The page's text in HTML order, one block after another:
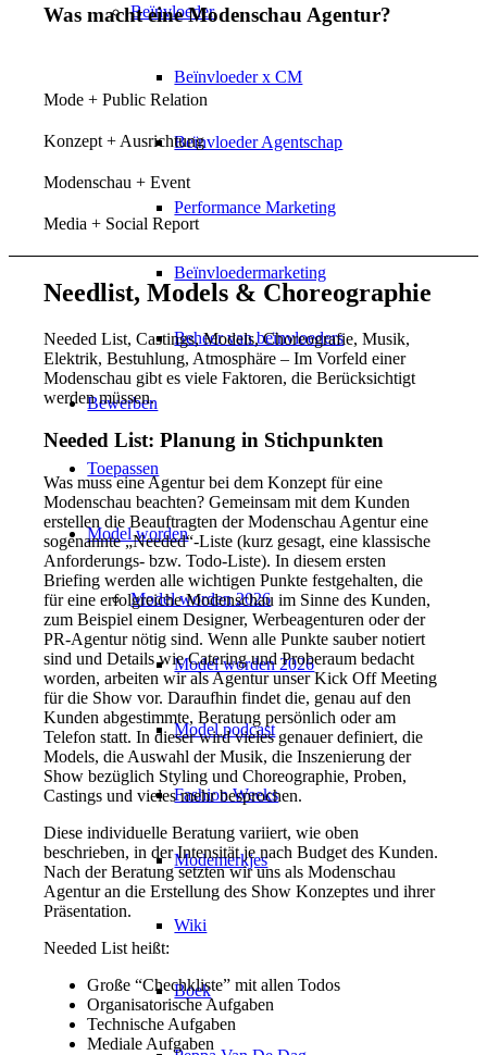
Beïnvloeder
Beïnvloeder x CM
Beïnvloeder Agentschap
Performance Marketing
Beïnvloedermarketing
Beheer van beïnvloeders
Bewerben
Toepassen
Model worden
Model worden 2026
Model worden 2026
Model podcast
Fashion Weeks
Modemerkjes
Wiki
Boek
Was macht eine Modenschau Agentur?
Mode + Public Relation
Konzept + Ausrichtung
Modenschau + Event
Media + Social Report
Needlist, Models & Choreographie
Needed List, Castings, Models, Choreografie, Musik,
Elektrik, Bestuhlung, Atmosphäre – Im Vorfeld einer
Modenschau gibt es viele Faktoren, die Berücksichtigt
werden müssen.
Needed List: Planung in Stichpunkten
Was muss eine Agentur bei dem Konzept für eine
Modenschau beachten? Gemeinsam mit dem Kunden
erstellen die Beauftragten der Modenschau Agentur eine
sogenannte „Needed“-Liste (kurz gesagt, eine klassische
Anforderungs- bzw. Todo-Liste). In diesem ersten
Briefing werden alle wichtigen Punkte festgehalten, die
für eine erfolgreiche Modenschau im Sinne des Kunden,
zum Beispiel einem Designer, Werbeagenturen oder der
PR-Agentur nötig sind. Wenn alle Punkte sauber notiert
sind und Details wie Catering und Proberaum bedacht
worden, arbeiten wir als Agentur unser Kick Off Meeting
für die Show vor. Daraufhin findet die, genau auf den
Kunden abgestimmte, Beratung persönlich oder am
Telefon statt. In dieser wird vieles genauer definiert, die
Models, die Auswahl der Musik, die Inszenierung der
Show bezüglich Styling und Choreographie, Proben,
Castings und vieles mehr besprochen.
Diese individuelle Beratung variiert, wie oben
beschrieben, in der Intensität je nach Budget des Kunden.
Nach der Beratung setzten wir uns als Modenschau
Agentur an die Erstellung des Show Konzeptes und ihrer
Präsentation.
Needed List heißt:
Große “Chechkliste” mit allen Todos
Organisatorische Aufgaben
Technische Aufgaben
Mediale Aufgaben